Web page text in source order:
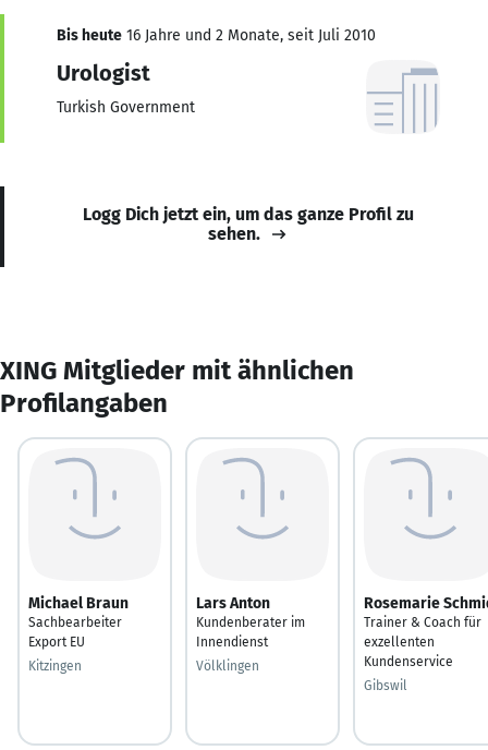
Bis heute 16 Jahre und 2 Monate, seit Juli 2010
Urologist
Turkish Government
Logg Dich jetzt ein, um das ganze Profil zu
sehen.
XING Mitglieder mit ähnlichen
Profilangaben
Michael Braun
Sachbearbeiter
Export EU
Kitzingen
Lars Anton
Kundenberater im
Innendienst
Völklingen
Rosemarie
Trainer & Coach für
exzellenten
Kundenservice
Gibswil